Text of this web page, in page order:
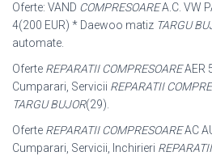
Oferte: VAND COMPRESOAREA.C. VW
4(200 EUR) * Daewoo matiz TARGU
automate.
Oferte REPARATII COMPRESOAREAER
Cumparari, Servicii REPARATII
TARGU BUJOR(29).
Oferte REPARATII COMPRESOAREAC
Cumparari, Servicii, Inchirieri